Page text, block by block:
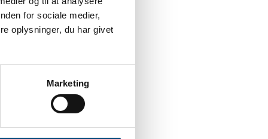
for sociale medier,
oplysninger, du har givet
Marketing